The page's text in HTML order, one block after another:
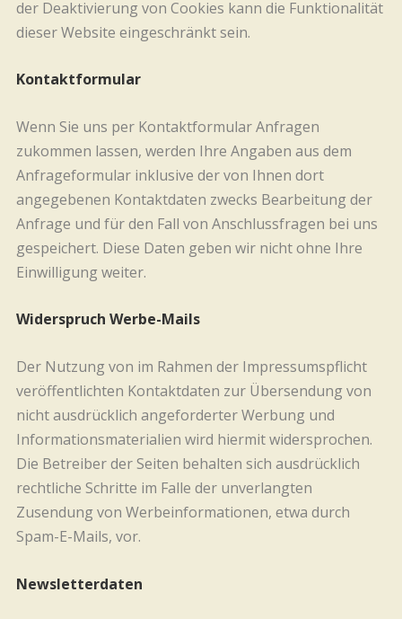
der Deaktivierung von Cookies kann die Funktionalität
dieser Website eingeschränkt sein.
Kontaktformular
Wenn Sie uns per Kontaktformular Anfragen
zukommen lassen, werden Ihre Angaben aus dem
Anfrageformular inklusive der von Ihnen dort
angegebenen Kontaktdaten zwecks Bearbeitung der
Anfrage und für den Fall von Anschlussfragen bei uns
gespeichert. Diese Daten geben wir nicht ohne Ihre
Einwilligung weiter.
Widerspruch Werbe-Mails
Der Nutzung von im Rahmen der Impressumspflicht
veröffentlichten Kontaktdaten zur Übersendung von
nicht ausdrücklich angeforderter Werbung und
Informationsmaterialien wird hiermit widersprochen.
Die Betreiber der Seiten behalten sich ausdrücklich
rechtliche Schritte im Falle der unverlangten
Zusendung von Werbeinformationen, etwa durch
Spam-E-Mails, vor.
Newsletterdaten